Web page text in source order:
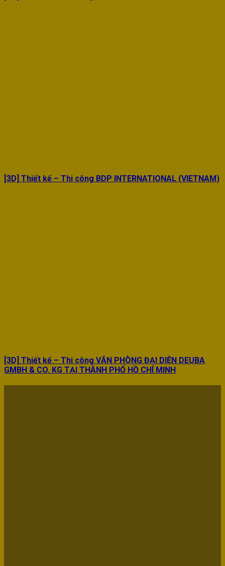
[3D] Thiết kế – Thi công BDP INTERNATIONAL (VIETNAM)
[3D] Thiết kế – Thi công VĂN PHÒNG ĐẠI DIỆN DEUBA
GMBH & CO. KG TẠI THÀNH PHỐ HỒ CHÍ MINH